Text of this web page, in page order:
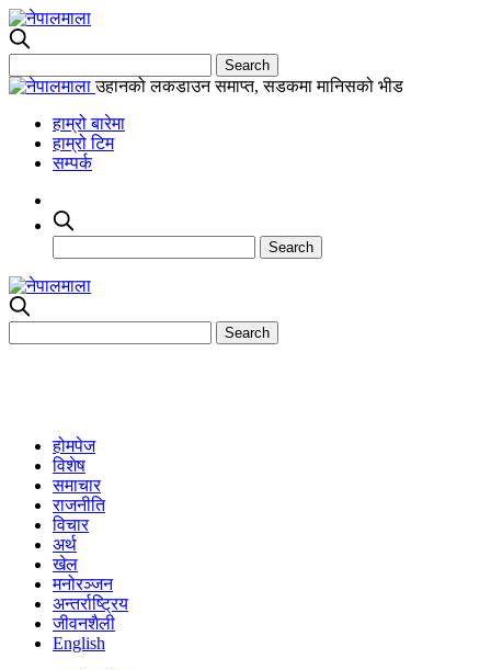
उहानको लकडाउन समाप्त, सडकमा मानिसको भीड
हाम्रो बारेमा
हाम्रो टिम
सम्पर्क
होमपेज
विशेष
समाचार
राजनीति
विचार
अर्थ
खेल
मनोरञ्जन
अन्तर्राष्ट्रिय
जीवनशैली
English